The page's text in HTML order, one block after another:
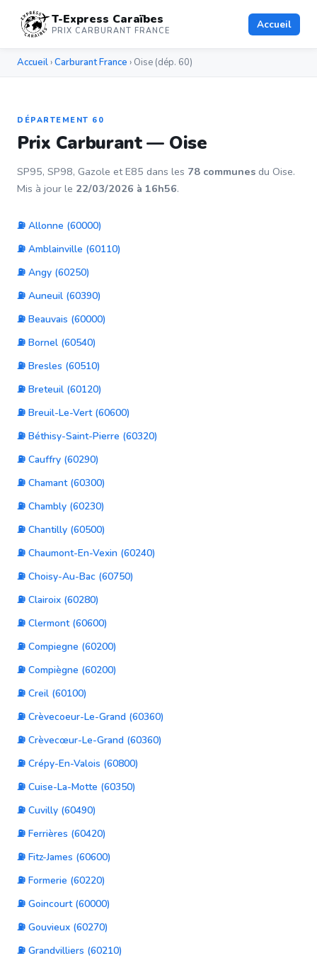
T-Express Caraïbes
PRIX CARBURANT FRANCE Accueil
Accueil ›Carburant France › Oise (dép. 60)
DÉPARTEMENT 60
Prix Carburant — Oise
SP95, SP98, Gazole et E85 dans les 78 communes du Oise.
Mis à jour le 22/03/2026 à 16h56.
⛽ Allonne (60000)
⛽ Amblainville (60110)
⛽ Angy (60250)
⛽ Auneuil (60390)
⛽ Beauvais (60000)
⛽ Bornel (60540)
⛽ Bresles (60510)
⛽ Breteuil (60120)
⛽ Breuil-Le-Vert (60600)
⛽ Béthisy-Saint-Pierre (60320)
⛽ Cauffry (60290)
⛽ Chamant (60300)
⛽ Chambly (60230)
⛽ Chantilly (60500)
⛽ Chaumont-En-Vexin (60240)
⛽ Choisy-Au-Bac (60750)
⛽ Clairoix (60280)
⛽ Clermont (60600)
⛽ Compiegne (60200)
⛽ Compiègne (60200)
⛽ Creil (60100)
⛽ Crèvecoeur-Le-Grand (60360)
⛽ Crèvecœur-Le-Grand (60360)
⛽ Crépy-En-Valois (60800)
⛽ Cuise-La-Motte (60350)
⛽ Cuvilly (60490)
⛽ Ferrières (60420)
⛽ Fitz-James (60600)
⛽ Formerie (60220)
⛽ Goincourt (60000)
⛽ Gouvieux (60270)
⛽ Grandvilliers (60210)